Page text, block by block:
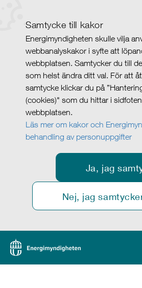
Samtycke till kakor
Energimyndigheten skulle vilja
webbanalyskakor i syfte att
webbplatsen. Samtycker du till
som helst ändra ditt val. För att
samtycke klickar du på
(cookies)" som du hittar i
webbplatsen.
Läs mer om kakor och
behandling av personuppgifter
Ja, jag
Nej, jag